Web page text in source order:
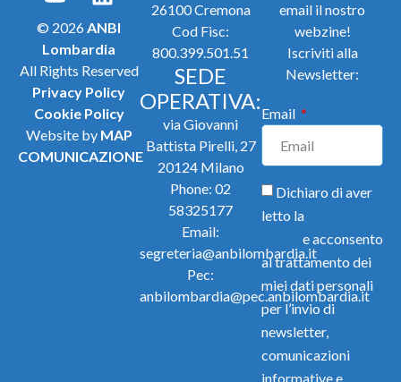
© 2026ANBI
Lombardia
All Rights Reserved
Privacy Policy
Cookie Policy
Website by MAP
COMUNICAZIONE
26100 Cremona
Cod Fisc:
800.399.501.51
SEDE
OPERATIVA:
via Giovanni
Battista Pirelli, 27
20124 Milano
Phone: 02
58325177
Email:
segreteria@anbilombardia.it
Pec:
anbilombardia@pec.anbilombardia.it
email il nostro
webzine!
Iscriviti alla
Newsletter:
Email
Dichiaro di aver
letto la
e acconsento
al trattamento dei
miei dati personali
per l’invio di
newsletter,
comunicazioni
informative e